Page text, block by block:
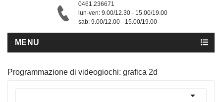
0461.236671
lun-ven: 9.00/12.30 - 15.00/19.00
sab: 9.00/12.00 - 15.00/19.00
MENU
Programmazione di videogiochi: grafica 2d
